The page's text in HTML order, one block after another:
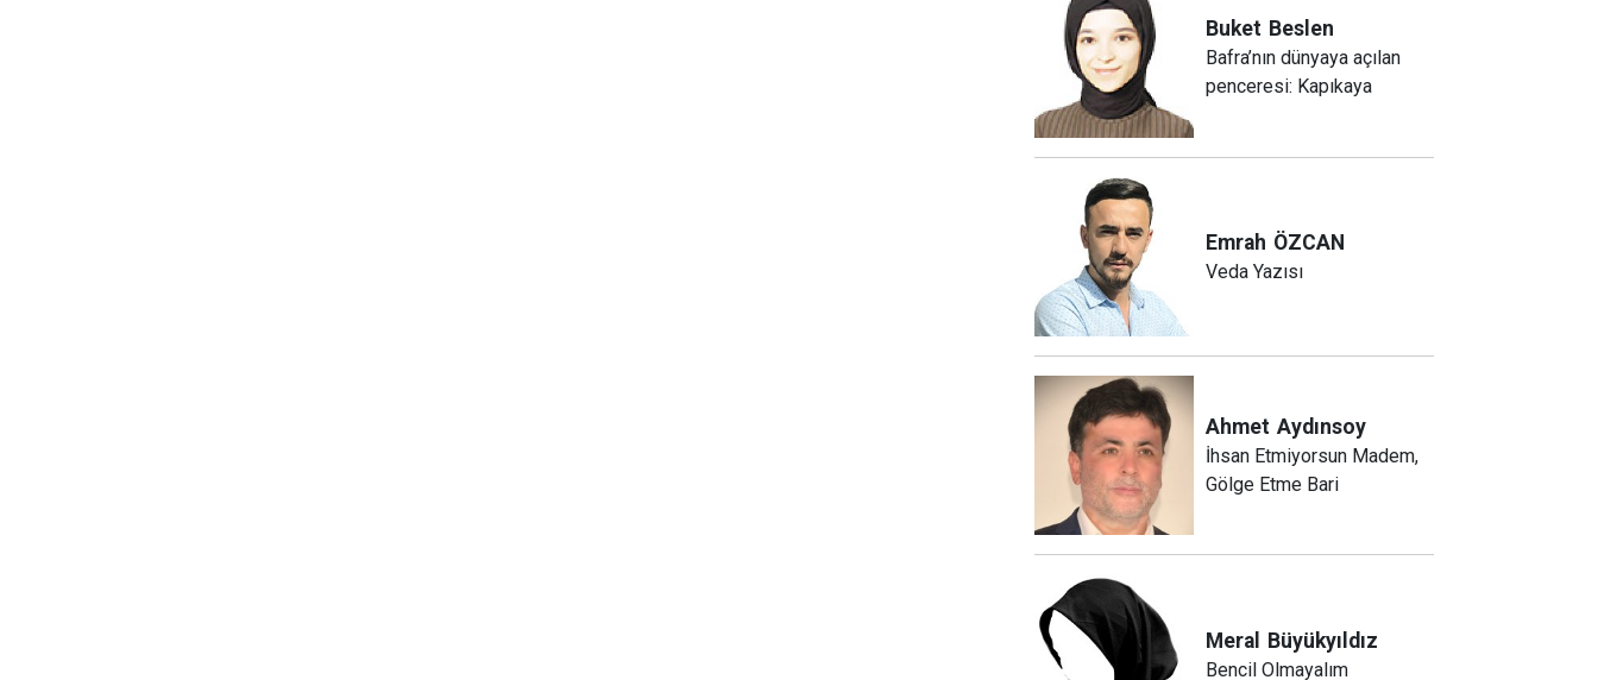
Buket Beslen
Bafra’nın dünyaya açılan
penceresi: Kapıkaya
Emrah ÖZCAN
Veda Yazısı
Ahmet Aydınsoy
İhsan Etmiyorsun Madem,
Gölge Etme Bari
Meral Büyükyıldız
Bencil Olmayalım